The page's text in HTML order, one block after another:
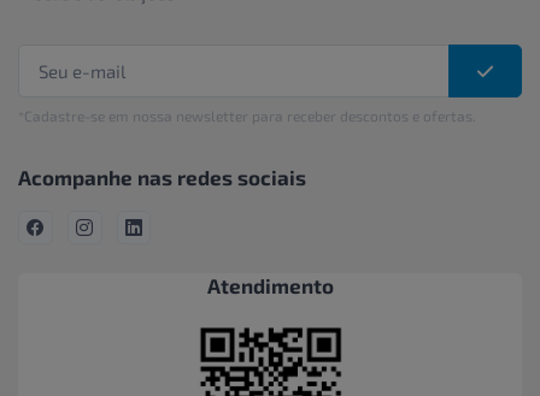
*Cadastre-se em nossa newsletter para receber descontos e ofertas.
Acompanhe nas redes sociais
Atendimento